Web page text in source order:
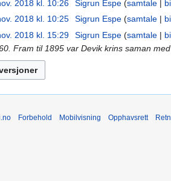
2018 kl. 10:26 Sigrun Espe samtale
2018 kl. 10:25 Sigrun Espe samtale
2018 kl. 15:29 Sigrun Espe samtale
Fram til 1895 var Devik krins saman med
Forbehold Mobilvisning Opphavsrett